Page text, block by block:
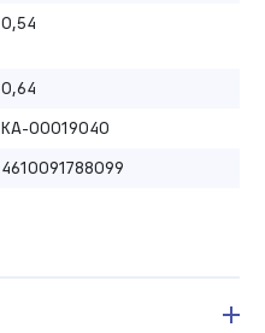
0,54
0,64
КА-00019040
4610091788099